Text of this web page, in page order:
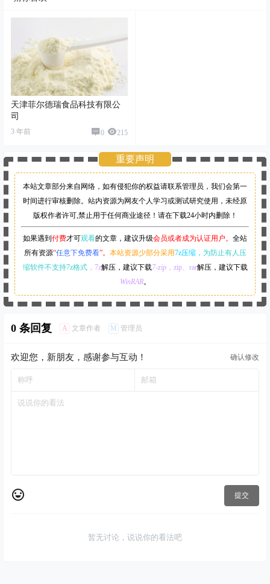
天津菲尔德瑞食品科技有限公
司
3 年前 0 215
重要声明
本站文章部分来自网络，如有侵犯你的权益请联系管理员， 我们会第一
时间进行审核删除。站内资源为网友个人学习或测试研究使用，未经原
版权作者许可,禁止用于任何商业途径！请在下载24小时内删除！
如果遇到付费才可观看的文章，建议升级会员或者成为认证用户。 全站
所有资源“任意下免费看”。 本站资源少部分采用7z压缩， 为防止有人压
缩软件不支持7z格式，7z解压，建议下载7-zip，zip、rar解压，建议下载
WinRAR。
0 条回复 A 文章作者 M 管理员
欢迎您，新朋友，感谢参与互动！ 确认修改
提交
暂无讨论，说说你的看法吧